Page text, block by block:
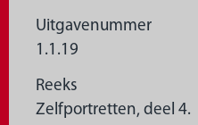
Uitgavenummer
1.1.19
Reeks
Zelfportretten, deel 4.